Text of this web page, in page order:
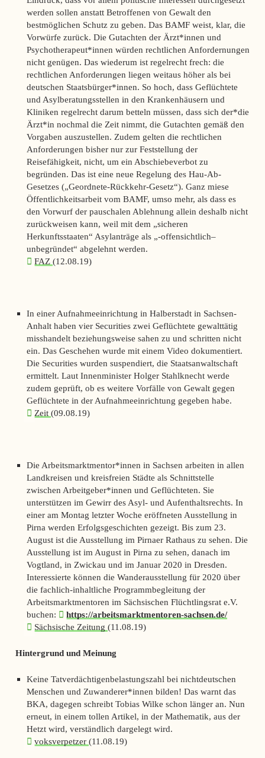
werden sollen anstatt Betroffenen von Gewalt den
bestmöglichen Schutz zu geben. Das BAMF weist, klar, die
Vorwürfe zurück. Die Gutachten der Ärzt*innen und
Psychotherapeut*innen würden rechtlichen Anfordernungen
nicht genügen. Das wiederum ist regelrecht frech: die
rechtlichen Anforderungen liegen weitaus höher als bei
deutschen Staatsbürger*innen. So hoch, dass Geflüchtete
und Asylberatungsstellen in den Krankenhäusern und
Kliniken regelrecht darum betteln müssen, dass sich der*die
Ärzt*in nochmal die Zeit nimmt, die Gutachten gemäß den
Vorgaben auszustellen. Zudem gelten die rechtlichen
Anforderungen bisher nur zur Feststellung der
Reisefähigkeit, nicht, um ein Abschiebeverbot zu
begründen. Das ist eine neue Regelung des Hau-Ab-
Gesetzes („Geordnete-Rückkehr-Gesetz“). Ganz miese
Öffentlichkeitsarbeit vom BAMF, umso mehr, als dass es
den Vorwurf der pauschalen Ablehnung allein deshalb nicht
zurückweisen kann, weil mit dem „sicheren
Herkunftsstaaten“ Asylanträge als „-offensichtlich–
unbegründet“ abgelehnt werden.
FAZ(12.08.19)
In einer Aufnahmeeinrichtung in Halberstadt in Sachsen-
Anhalt haben vier Securities zwei Geflüchtete gewalttätig
misshandelt beziehungsweise sahen zu und schritten nicht
ein. Das Geschehen wurde mit einem Video dokumentiert.
Die Securities wurden suspendiert, die Staatsanwaltschaft
ermittelt. Laut Innenminister Holger Stahlknecht werde
zudem geprüft, ob es weitere Vorfälle von Gewalt gegen
Geflüchtete in der Aufnahmeeinrichtung gegeben habe.
Zeit(09.08.19)
Die Arbeitsmarktmentor*innen in Sachsen arbeiten in allen
Landkreisen und kreisfreien Städte als Schnittstelle
zwischen Arbeitgeber*innen und Geflüchteten. Sie
unterstützen im Gewirr des Asyl- und Aufenthaltsrechts. In
einer am Montag letzter Woche eröffneten Ausstellung in
Pirna werden Erfolgsgeschichten gezeigt. Bis zum 23.
August ist die Ausstellung im Pirnaer Rathaus zu sehen. Die
Ausstellung ist im August in Pirna zu sehen, danach im
Vogtland, in Zwickau und im Januar 2020 in Dresden.
Interessierte können die Wanderausstellung für 2020 über
die fachlich-inhaltliche Programmbegleitung der
Arbeitsmarktmentoren im Sächsischen Flüchtlingsrat e.V.
buchen:
https://arbeitsmarktmentoren-sachsen.de/
Sächsische Zeitung(11.08.19)
Hintergrund und Meinung
Keine Tatverdächtigenbelastungszahl bei nichtdeutschen
Menschen und Zuwanderer*innen bilden! Das warnt das
BKA, dagegen schreibt Tobias Wilke schon länger an. Nun
erneut, in einem tollen Artikel, in der Mathematik, aus der
Hetzt wird, verständlich dargelegt wird.
voksverpetzer(11.08.19)